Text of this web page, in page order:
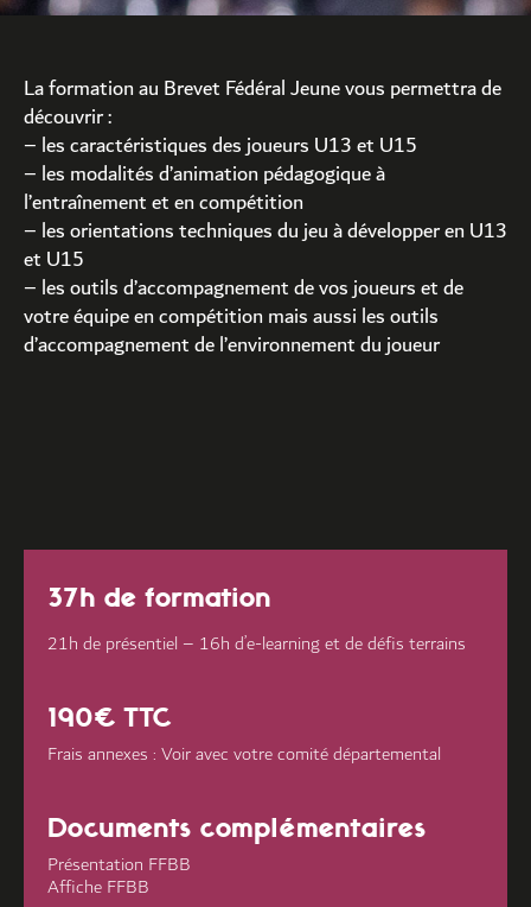
La formation au Brevet Fédéral Jeune vous permettra de
découvrir :
– les caractéristiques des joueurs U13 et U15
– les modalités d’animation pédagogique à
l’entraînement et en compétition
– les orientations techniques du jeu à développer en U13
et U15
– les outils d’accompagnement de vos joueurs et de
votre équipe en compétition mais aussi les outils
d’accompagnement de l’environnement du joueur
37h de formation
21h de présentiel – 16h d’e-learning et de défis terrains
190€ TTC
Frais annexes : Voir avec votre comité départemental
Documents complémentaires
Présentation FFBB
Affiche FFBB